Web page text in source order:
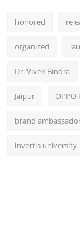
honored
organized
Dr. Vivek Bindra
Jaipur OPPO
brand
invertis university